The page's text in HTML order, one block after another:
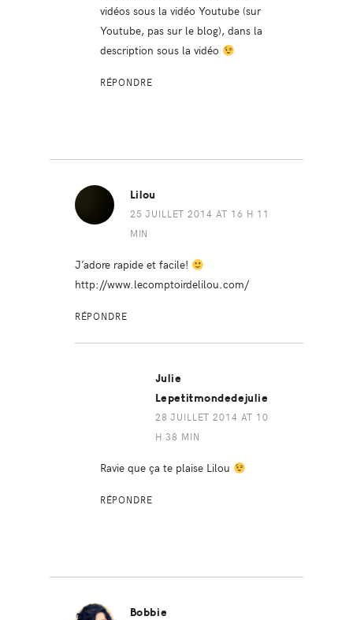
vidéos sous la vidéo Youtube (sur
Youtube, pas sur le blog), dans la
description sous la vidéo
RÉPONDRE
Lilou
25 JUILLET 2014 AT 16 H 11
MIN
J’adore rapide et facile!
http://www.lecomptoirdelilou.com/
RÉPONDRE
Julie
Lepetitmondedejulie
28 JUILLET 2014 AT 10
H 38 MIN
Ravie que ça te plaise Lilou
RÉPONDRE
Bobbie